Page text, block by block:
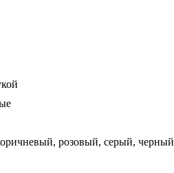
розовый, серый, черный